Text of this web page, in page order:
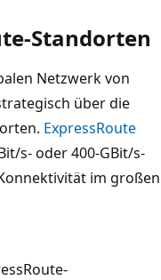
Standorten
Netzwerk von
über die
ExpressRoute
s- oder 400-GBit/s-
im großen